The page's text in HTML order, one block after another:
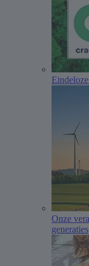
Onze
generaties